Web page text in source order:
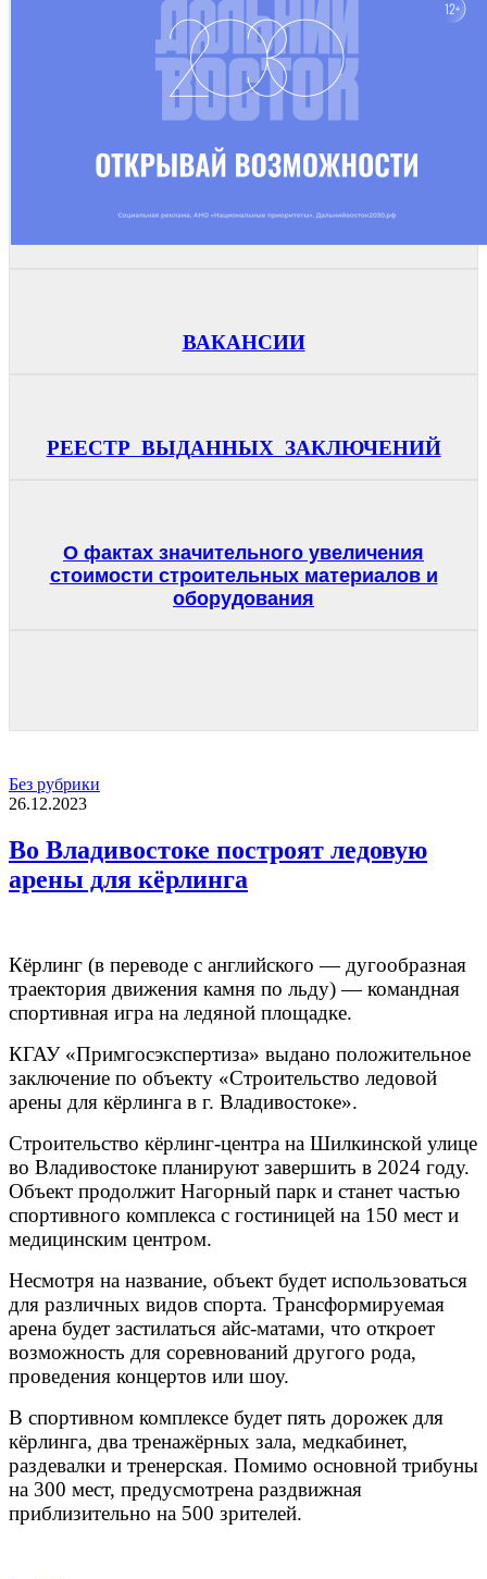
ВАКАНСИИ
РЕЕСТР ВЫДАННЫХ ЗАКЛЮЧЕНИЙ
О фактах значительного увеличения
стоимости строительных материалов и
оборудования
Без рубрики
26.12.2023
Во Владивостоке построят ледовую
арены для кёрлинга
Кёрлинг (в переводе с английского — дугообразная
траектория движения камня по льду) — командная
спортивная игра на ледяной площадке.
КГАУ «Примгосэкспертиза» выдано положительное
заключение по объекту «Строительство ледовой
арены для кёрлинга в г. Владивостоке».
Строительство кёрлинг-центра на Шилкинской улице
во Владивостоке планируют завершить в 2024 году.
Объект продолжит Нагорный парк и станет частью
спортивного комплекса с гостиницей на 150 мест и
медицинским центром.
Несмотря на название, объект будет использоваться
для различных видов спорта. Трансформируемая
арена будет застилаться айс-матами, что откроет
возможность для соревнований другого рода,
проведения концертов или шоу.
В спортивном комплексе будет пять дорожек для
кёрлинга, два тренажёрных зала, медкабинет,
раздевалки и тренерская. Помимо основной трибуны
на 300 мест, предусмотрена раздвижная
приблизительно на 500 зрителей.